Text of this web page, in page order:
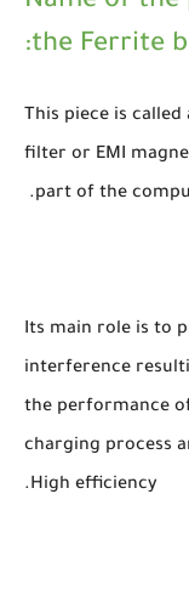
the Ferrite
This piece is
filter or EMI
part of the
Its main role is to
interference
the performance
charging process
High efficiency.